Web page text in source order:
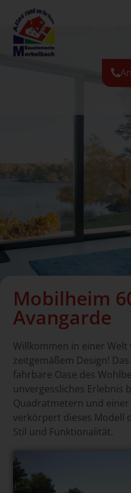
Mobilheim
Avangarde
Willkommen in einer
zeitgemäßem Design!
fahrbare Oase des
unvergessliches Erlebnis
Quadratmetern und
verkörpert dieses Modell
Stil und Funktionalität.